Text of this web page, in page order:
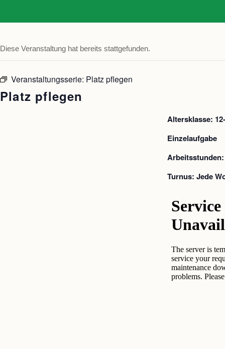
Diese Veranstaltung hat bereits stattgefunden.
Veranstaltungsserie: Platz pflegen
Platz pflegen
Altersklasse:
Einzelaufgabe
Turnus: Jede